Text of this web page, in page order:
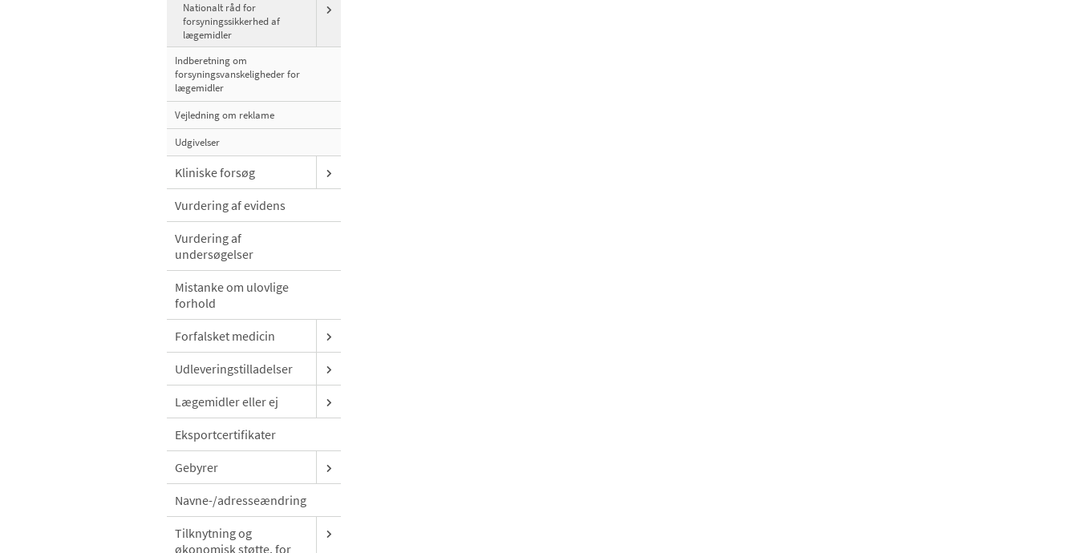
Nationalt råd for
forsyningssikkerhed af
lægemidler
Indberetning om
forsyningsvanskeligheder for
lægemidler
Vejledning om reklame
Udgivelser
Kliniske forsøg
Vurdering af evidens
Vurdering af
undersøgelser
Mistanke om ulovlige
forhold
Forfalsket medicin
Udleveringstilladelser
Lægemidler eller ej
Eksportcertifikater
Gebyrer
Navne-/adresseændring
Tilknytning og
økonomisk støtte, for